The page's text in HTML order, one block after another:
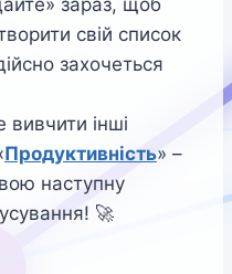
зараз, щоб
свій список
захочеться
інші
Продуктивність» –
наступну
🚀